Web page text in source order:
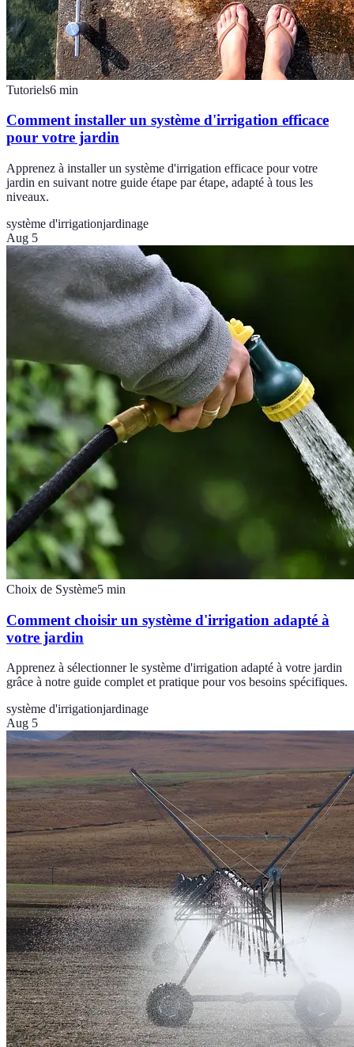
Tutoriels6 min
Comment installer un système d'irrigation efficace
pour votre jardin
Apprenez à installer un système d'irrigation efficace pour votre
jardin en suivant notre guide étape par étape, adapté à tous les
niveaux.
système d'irrigationjardinage
Aug 5
Choix de Système5 min
Comment choisir un système d'irrigation adapté à
votre jardin
Apprenez à sélectionner le système d'irrigation adapté à votre jardin
grâce à notre guide complet et pratique pour vos besoins spécifiques.
système d'irrigationjardinage
Aug 5